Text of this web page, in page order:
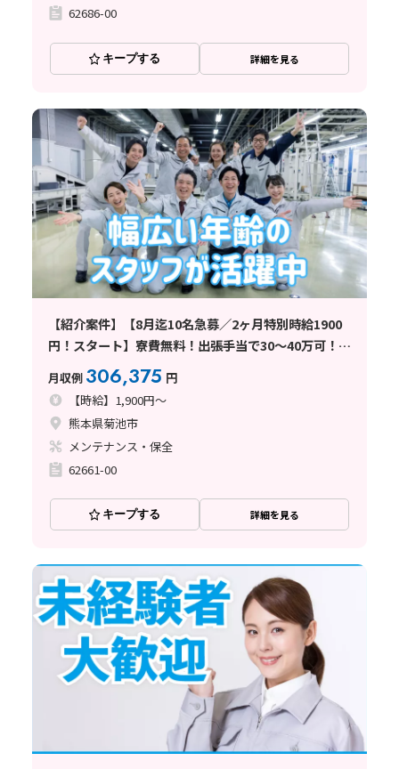
62686-00
キープする 詳細を見る
【紹介案件】【8月迄10名急募／2ヶ月特別時給1900
円！スタート】寮費無料！出張手当で30～40万可！英
月収例 306,375 円
【時給】1,900円～
熊本県菊池市
メンテナンス・保全
62661-00
キープする 詳細を見る